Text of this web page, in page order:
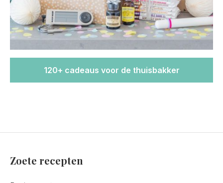
120+ cadeaus voor de thuisbakker
Zoete recepten